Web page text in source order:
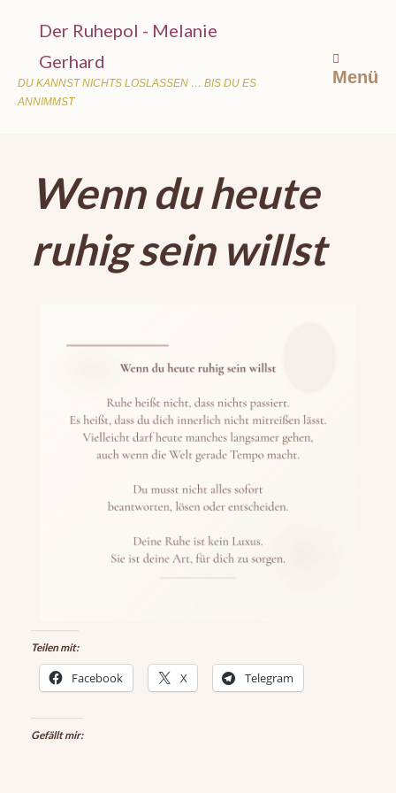
Der Ruhepol - Melanie
Gerhard
DU KANNST NICHTS LOSLASSEN … BIS DU ES
ANNIMMST
Menü
Wenn du heute
ruhig sein willst
Teilen mit:
Facebook X Telegram
Gefällt mir: